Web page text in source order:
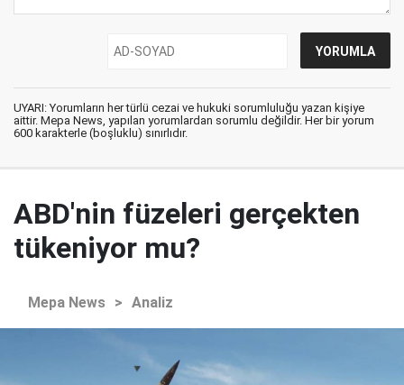
UYARI: Yorumların her türlü cezai ve hukuki sorumluluğu yazan kişiye
aittir. Mepa News, yapılan yorumlardan sorumlu değildir. Her bir yorum
600 karakterle (boşluklu) sınırlıdır.
ABD'nin füzeleri gerçekten
tükeniyor mu?
Mepa News > Analiz